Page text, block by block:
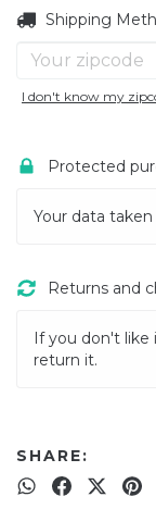
Shipping for
Shipping
I don't know my
Protected
Your data
Returns and
If you don't like
return it.
SHARE: